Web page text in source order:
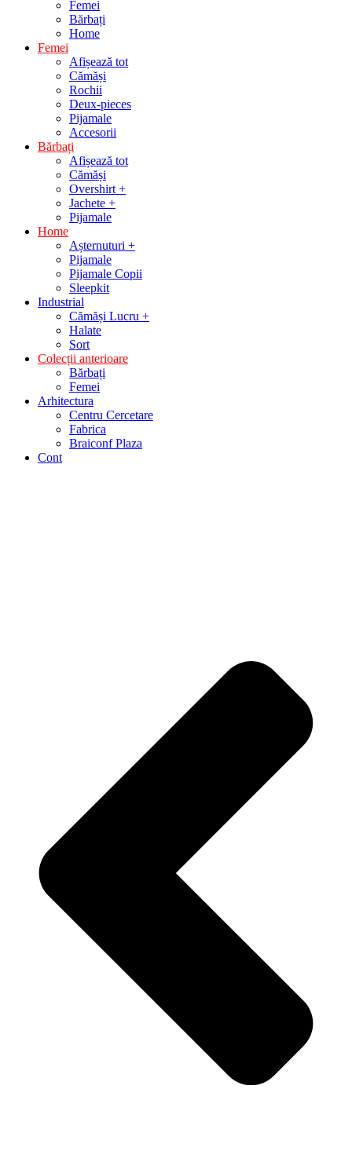
Femei
Bărbați
Home
Femei
Afișează tot
Cămăși
Rochii
Deux-pieces
Pijamale
Accesorii
Bărbați
Afișează tot
Cămăși
Overshirt +
Jachete +
Pijamale
Home
Așternuturi +
Pijamale
Pijamale Copii
Sleepkit
Industrial
Cămăși Lucru +
Halate
Sort
Colecții anterioare
Bărbați
Femei
Arhitectura
Centru Cercetare
Fabrica
Braiconf Plaza
Cont